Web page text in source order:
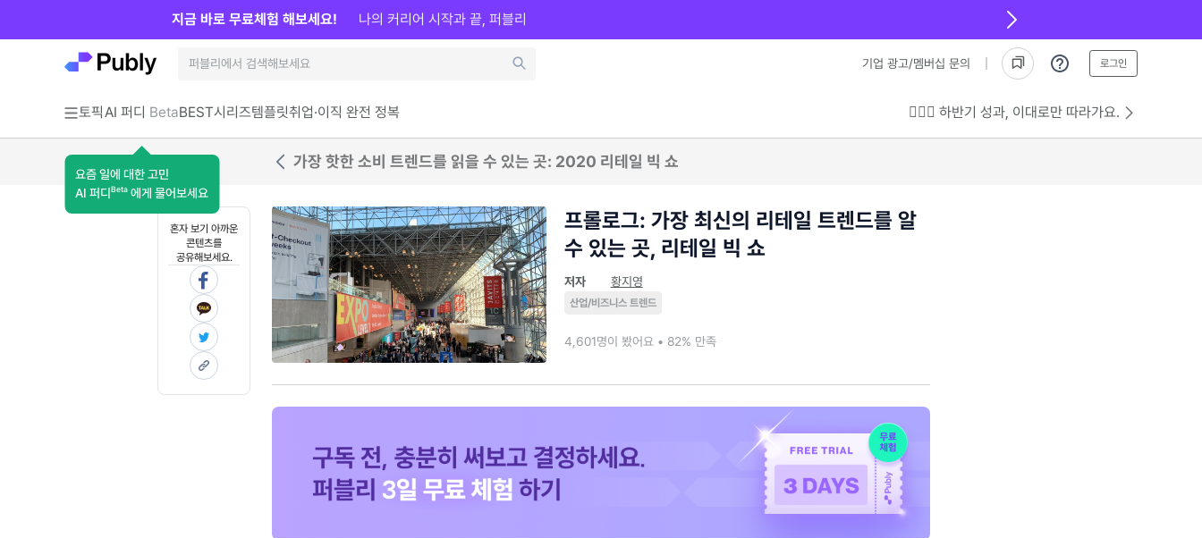
기업 광고/멤버십 문의 로그인
토픽AI 퍼디 Beta
요즘 일에 대한 고민
AI 퍼디 Beta 에게 물어보세요
BEST시리즈템플릿취업·이직 완전 정복 💁🏻‍♂️ 하반기 성과, 이대로만 따라가요.
지금 바로 무료체험 해보세요! 나의 커리어 시작과 끝, 퍼블리
가장 핫한 소비 트렌드를 읽을 수 있는 곳: 2020 리테일 빅 쇼
혼자 보기 아까운
콘텐츠를
공유해보세요.
프롤로그: 가장 최신의 리테일 트렌드를 알
수 있는 곳, 리테일 빅 쇼
저자 황지영
산업/비즈니스 트렌드
4,601명이 봤어요 • 82% 만족